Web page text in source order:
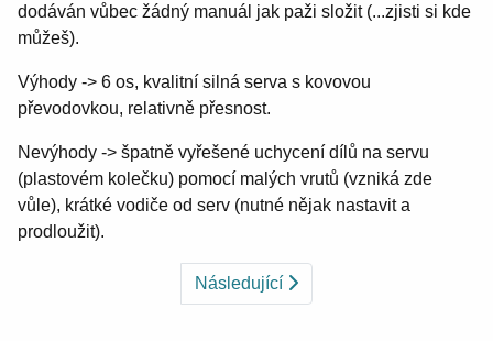
dodáván vůbec žádný manuál jak paži složit (...zjisti si kde
můžeš).
Výhody -> 6 os, kvalitní silná serva s kovovou
převodovkou, relativně přesnost.
Nevýhody -> špatně vyřešené uchycení dílů na servu
(plastovém kolečku) pomocí malých vrutů (vzniká zde
vůle), krátké vodiče od serv (nutné nějak nastavit a
prodloužit).
Následující